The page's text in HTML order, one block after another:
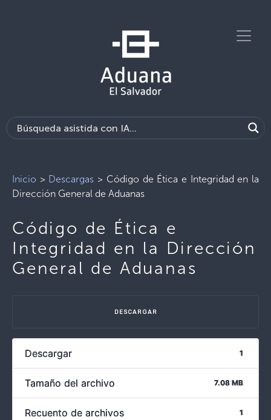
Inicio > Descargas > Código de Ética e Integridad en la
Dirección General de Aduanas
Código de Ética e
Integridad en la Dirección
General de Aduanas
DESCARGAR
Descargar 1
Tamaño del archivo 7.08 MB
Recuento de archivos 1